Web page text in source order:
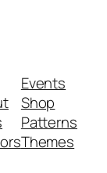
Events
Shop
Patterns
Themes